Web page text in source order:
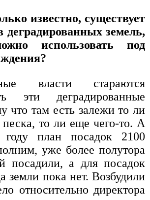
известно, существует
деградированных земель,
использовать под
власти стараются
эти деградированные
что там есть залежи то ли
то ли еще чего-то. А
план посадок 2100
уже более полутора
посадили, а для посадок
земли пока нет. Возбудили
относительно директора